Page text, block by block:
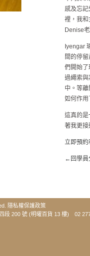
感及忘記
裡，我和
Denise
Iyengar
間的停
們開始了
過繩索與
中。等
如何作用
這真的
著我更接
立即預約
←回學員
隱私權保護政策
段 200 號 (明曜百貨 13 樓) 02